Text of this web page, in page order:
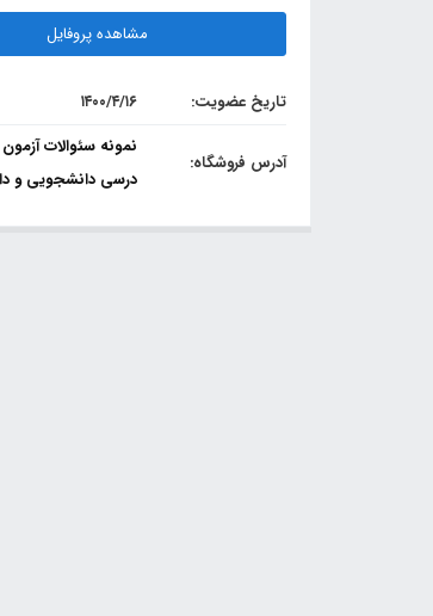
مشاهده پروفایل
تاریخ عضویت: ۱۴۰۰/۴/۱۶
آدرس فروشگاه:
نمونه سئوالات
درسی دانشجویی و